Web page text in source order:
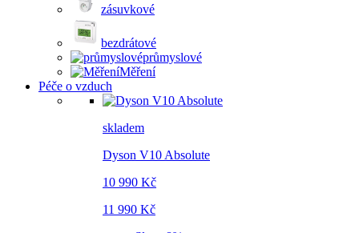
zásuvkové
bezdrátové
průmyslové
Měření
Péče o vzduch
skladem
Dyson V10 Absolute
10 990 Kč
11 990 Kč